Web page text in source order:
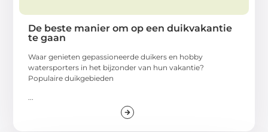
De beste manier om op een duikvakantie
te gaan
Waar genieten gepassioneerde duikers en hobby
watersporters in het bijzonder van hun vakantie?
Populaire duikgebieden
...